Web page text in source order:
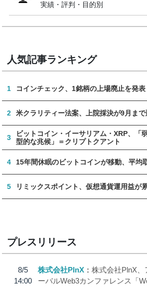
実績・評判・目的別
人気記事ランキング
1 コインチェック、1銘柄の上場廃止を発表
2 米クラリティー法案、上院採決が9月ま
3
ビットコイン・イーサリアム・XRP、「
型的な兆候」＝クリプトクアント
4 15年間休眠のビットコインが移動、平均
5 リミックスポイント、仮想通貨運用益が
プレスリリース
8/5
14:00
株式会社PlnX
株式会社PlnX、
ーバルWeb3カンファレンス「